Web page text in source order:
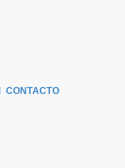
CONTACTO